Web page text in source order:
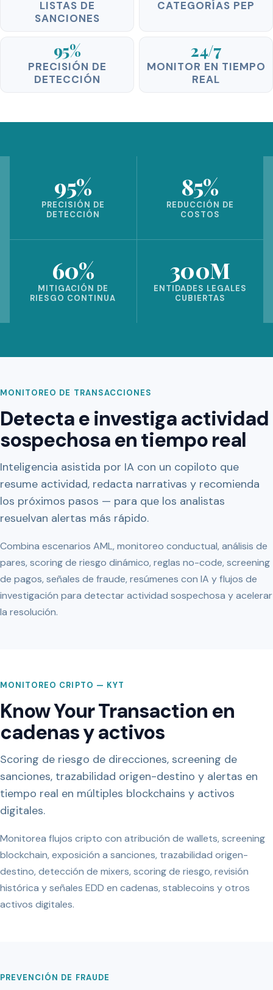
LISTAS DE
SANCIONES
CATEGORÍAS PEP
95%
PRECISIÓN DE
DETECCIÓN
24/7
MONITOR EN TIEMPO
REAL
95%
PRECISIÓN DE
DETECCIÓN
85%
REDUCCIÓN DE
COSTOS
60%
MITIGACIÓN DE
RIESGO CONTINUA
300M
ENTIDADES LEGALES
CUBIERTAS
MONITOREO DE TRANSACCIONES
Detecta e investiga actividad
sospechosa en tiempo real
Inteligencia asistida por IA con un copiloto que
resume actividad, redacta narrativas y recomienda
los próximos pasos — para que los analistas
resuelvan alertas más rápido.
Combina escenarios AML, monitoreo conductual, análisis de
pares, scoring de riesgo dinámico, reglas no-code, screening
de pagos, señales de fraude, resúmenes con IA y flujos de
investigación para detectar actividad sospechosa y acelerar
la resolución.
MONITOREO CRIPTO — KYT
Know Your Transaction en
cadenas y activos
Scoring de riesgo de direcciones, screening de
sanciones, trazabilidad origen-destino y alertas en
tiempo real en múltiples blockchains y activos
digitales.
Monitorea flujos cripto con atribución de wallets, screening
blockchain, exposición a sanciones, trazabilidad origen-
destino, detección de mixers, scoring de riesgo, revisión
histórica y señales EDD en cadenas, stablecoins y otros
activos digitales.
PREVENCIÓN DE FRAUDE